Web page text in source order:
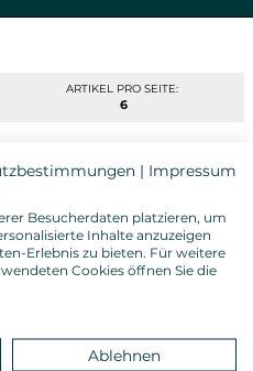
ARTIKEL PRO SEITE:
6
CLASSICO KEYA
- 0,75l. Fl.
8,95 € *
KONTO STARTSEITE
| Impressum
Besucherdaten platzieren, um
Inhalte anzuzeigen
Erlebnis zu bieten. Für weitere
Cookies öffnen Sie die
Ablehnen